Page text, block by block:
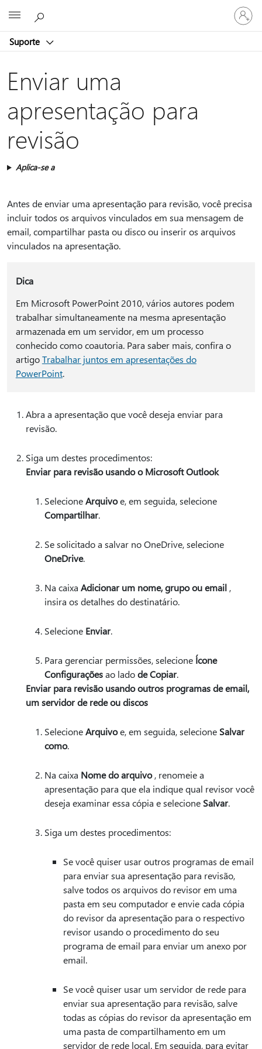
Suporte
Entre
em
sua
Enviar uma
apresentação para
revisão
Aplica-se a
Antes de enviar uma apresentação para revisão, você precisa
incluir todos os arquivos vinculados em sua mensagem de
email, compartilhar pasta ou disco ou inserir os arquivos
vinculados na apresentação.
Dica
Em Microsoft PowerPoint 2010, vários autores podem
trabalhar simultaneamente na mesma apresentação
armazenada em um servidor, em um processo
conhecido como coautoria. Para saber mais, confira o
artigoTrabalhar juntos em apresentações do
PowerPoint.
Abra a apresentação que você deseja enviar para
revisão.
Siga um destes procedimentos:
Enviar para revisão usando o Microsoft Outlook
SelecioneArquivoe, em seguida, selecione
Compartilhar.
Se solicitado a salvar no OneDrive, selecione
OneDrive.
Na caixa Adicionar um nome, grupo ou email ,
insira os detalhes do destinatário.
Selecione Enviar.
Para gerenciar permissões, selecione Ícone
Configuraçõesao ladode Copiar.
Enviar para revisão usando outros programas de email,
um servidor de rede ou discos
SelecioneArquivoe, em seguida, selecione Salvar
como.
Na caixa Nome do arquivo, renomeie a
apresentação para que ela indique qual revisor você
deseja examinar essa cópia e selecione Salvar.
Siga um destes procedimentos:
Se você quiser usar outros programas de email
para enviar sua apresentação para revisão,
salve todos os arquivos do revisor em uma
pasta em seu computador e envie cada cópia
do revisor da apresentação para o respectivo
revisor usando o procedimento do seu
programa de email para enviar um anexo por
email.
Se você quiser usar um servidor de rede para
enviar sua apresentação para revisão, salve
todas as cópias do revisor da apresentação em
uma pasta de compartilhamento em um
servidor de rede local. Em seguida, para evitar